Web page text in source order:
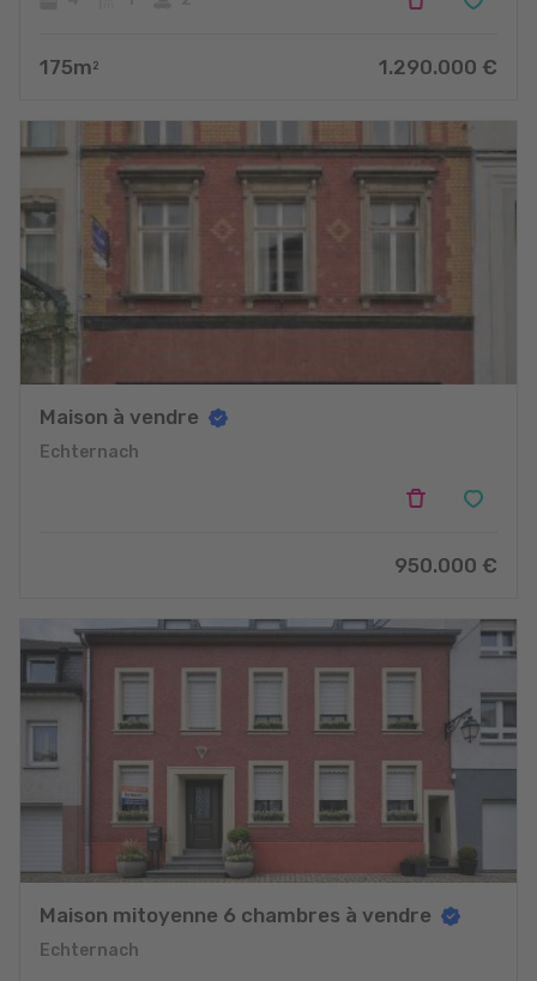
175m 2 1.290.000 €
Maison à vendre
Echternach
950.000 €
Maison mitoyenne 6 chambres à vendre
Echternach